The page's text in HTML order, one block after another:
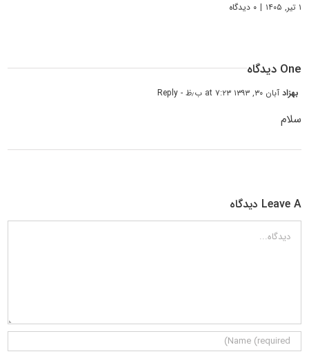
۱ تیر, ۱۴۰۵ | ۰ دیدگاه
One دیدگاه
بهزادآبان ۳۰, ۱۳۹۳ at ۷:۲۳ ب٫ظ - Reply
سلام
Leave A دیدگاه
دیدگاه